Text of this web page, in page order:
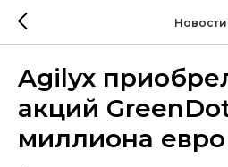
Новости
Agilyx
акций
миллиона евро